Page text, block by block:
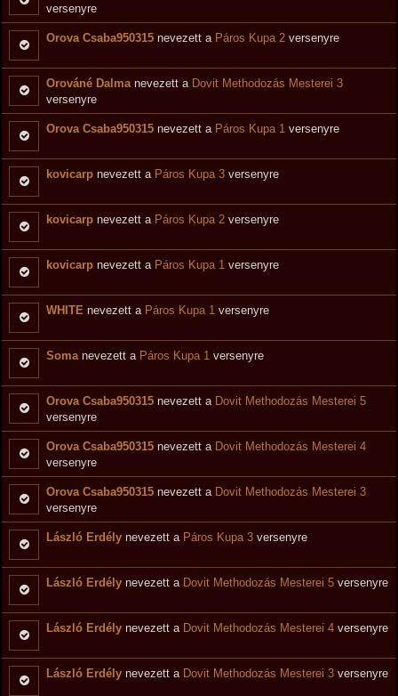
versenyre
Orova Csaba950315 nevezett a Páros Kupa 2 versenyre
Orováné Dalma nevezett a Dovit Methodozás Mesterei 3
versenyre
Orova Csaba950315 nevezett a Páros Kupa 1 versenyre
kovicarp nevezett a Páros Kupa 3 versenyre
kovicarp nevezett a Páros Kupa 2 versenyre
kovicarp nevezett a Páros Kupa 1 versenyre
WHITE nevezett a Páros Kupa 1 versenyre
Somanevezett a Páros Kupa 1 versenyre
Orova Csaba950315 nevezett a Dovit Methodozás Mesterei 5
versenyre
Orova Csaba950315 nevezett a Dovit Methodozás Mesterei 4
versenyre
Orova Csaba950315 nevezett a Dovit Methodozás Mesterei 3
versenyre
László Erdély nevezett a Páros Kupa 3 versenyre
László Erdély nevezett a Dovit Methodozás Mesterei 5 versenyre
László Erdély nevezett a Dovit Methodozás Mesterei 4 versenyre
László Erdély nevezett a Dovit Methodozás Mesterei 3 versenyre